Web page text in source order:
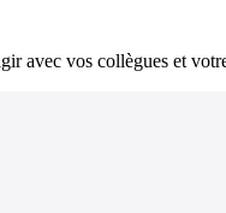
avec vos collègues et